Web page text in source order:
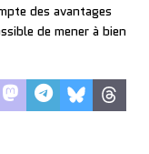
des avantages
de mener à bien